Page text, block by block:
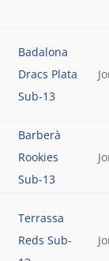
Badalona
Dracs Plata
Sub-13
Barberà
Rookies
Sub-13
Terrassa
Reds Sub-